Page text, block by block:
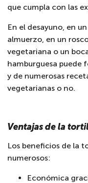
que cumpla con las
En el desayuno, en
almuerzo, en un
vegetariana o un
hamburguesa puede
y de numerosas
vegetarianas o no.
Ventajas de la
Los beneficios de la
numerosos:
Económica